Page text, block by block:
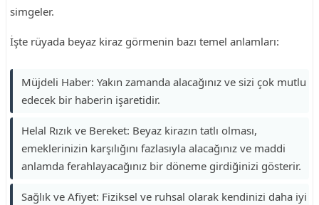
simgeler.
İşte rüyada beyaz kiraz görmenin bazı temel anlamları:
Müjdeli Haber: Yakın zamanda alacağınız ve sizi çok mutlu
edecek bir haberin işaretidir.
Helal Rızık ve Bereket: Beyaz kirazın tatlı olması,
emeklerinizin karşılığını fazlasıyla alacağınız ve maddi
anlamda ferahlayacağınız bir döneme girdiğinizi gösterir.
Sağlık ve Afiyet: Fiziksel ve ruhsal olarak kendinizi daha iyi